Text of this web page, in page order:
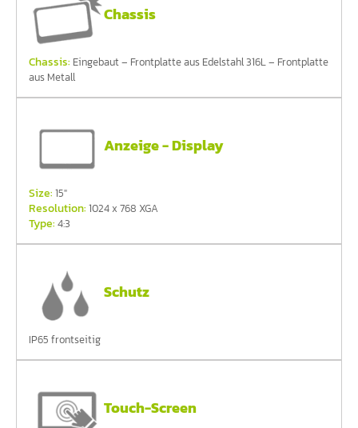
Chassis
Chassis: Eingebaut – Frontplatte aus Edelstahl 316L – Frontplatte
aus Metall
Anzeige - Display
Size: 15"
Resolution: 1024 x 768 XGA
Type: 4:3
Schutz
IP65 frontseitig
Touch-Screen